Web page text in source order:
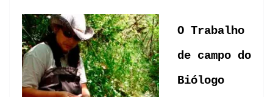
O Trabalho
de campo do
Biólogo